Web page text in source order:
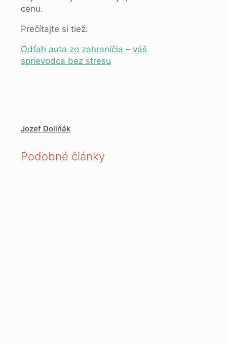
cenu.
Prečítajte si tiež:
Odťah auta zo zahraničia – váš
sprievodca bez stresu
Jozef Doliňák
Podobné články